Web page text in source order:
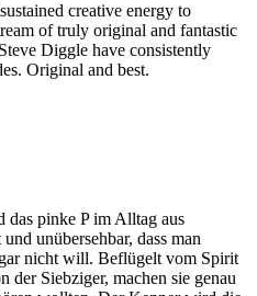
creative energy to
of truly original and fantastic
Diggle have consistently
Original and best.
pinke P im Alltag aus
unübersehbar, dass man
nicht will. Beflügelt vom Spirit
der Siebziger, machen sie genau